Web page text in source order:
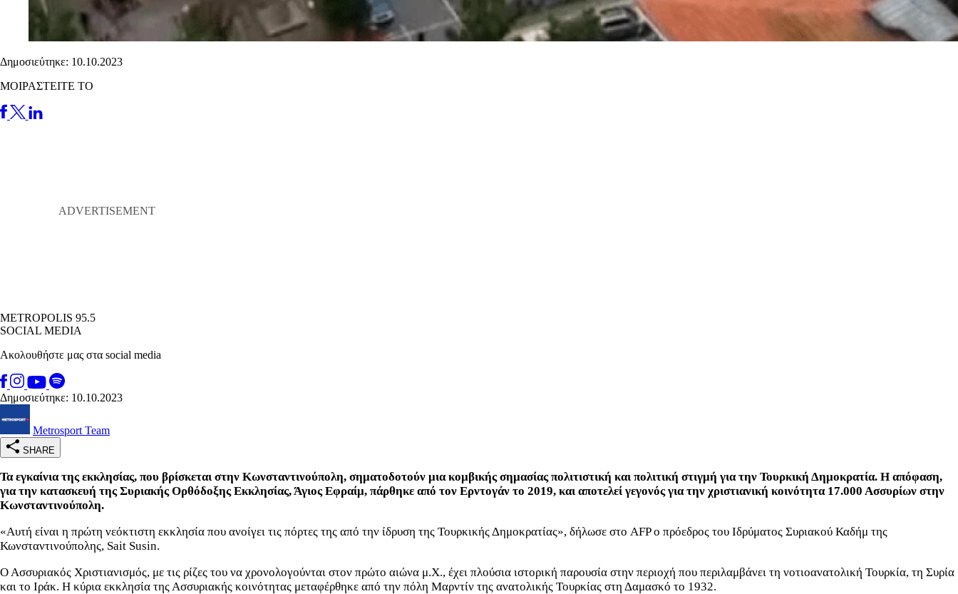
Δημοσιεύτηκε: 10.10.2023
ΜΟΙΡΑΣΤΕΙΤΕ ΤΟ
METROPOLIS 95.5
SOCIAL MEDIA
Ακολουθήστε μας στα social media
Δημοσιεύτηκε: 10.10.2023
Metrosport Team
SHARE
Τα εγκαίνια της εκκλησίας, που βρίσκεται στην Κωνσταντινούπολη, σηματοδοτούν μια κομβικής σημασίας πολιτιστική και πολιτική στιγμή για την Τουρκική Δημοκρατία. Η απόφαση,
για την κατασκευή της Συριακής Ορθόδοξης Εκκλησίας, Άγιος Εφραίμ, πάρθηκε από τον Ερντογάν το 2019, και αποτελεί γεγονός για την χριστιανική κοινότητα 17.000 Ασσυρίων στην
Κωνσταντινούπολη.
«Αυτή είναι η πρώτη νεόκτιστη εκκλησία που ανοίγει τις πόρτες της από την ίδρυση της Τουρκικής Δημοκρατίας», δήλωσε στο AFP ο πρόεδρος του Ιδρύματος Συριακού Καδήμ της
Κωνσταντινούπολης, Sait Susin.
Ο Ασσυριακός Χριστιανισμός, με τις ρίζες του να χρονολογούνται στον πρώτο αιώνα μ.Χ., έχει πλούσια ιστορική παρουσία στην περιοχή που περιλαμβάνει τη νοτιοανατολική Τουρκία, τη Συρία
και το Ιράκ. Η κύρια εκκλησία της Ασσυριακής κοινότητας μεταφέρθηκε από την πόλη Μαρντίν της ανατολικής Τουρκίας στη Δαμασκό το 1932.